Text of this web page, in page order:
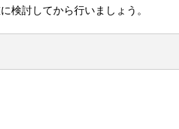
検討してから行いましょう。